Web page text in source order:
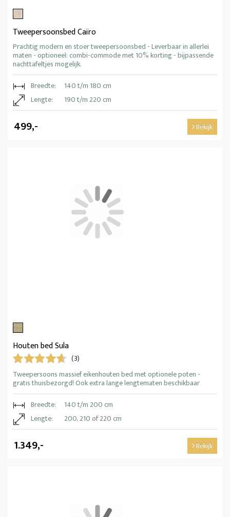
Tweepersoonsbed Caïro
Prachtig modern en stoer tweepersoonsbed - Leverbaar in allerlei
maten - optioneel: combi-commode met 10% korting - bijpassende
nachttafeltjes mogelijk.
Breedte:
140 t/m 180 cm
Lengte:
190 t/m 220 cm
499,- Bekijk
Houten bed Sula
(3)
Tweepersoons massief eikenhouten bed met optionele poten -
gratis thuisbezorgd! Ook extra lange lengtematen beschikbaar
Breedte:
140 t/m 200 cm
Lengte:
200, 210 of 220 cm
1.349,- Bekijk